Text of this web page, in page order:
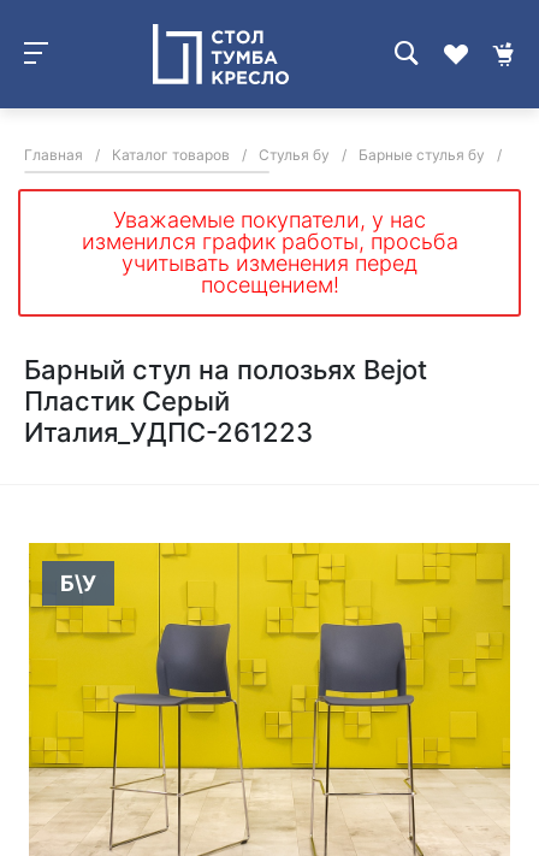
Главная / Каталог товаров / Стулья бу / Барные стулья бу /
Уважаемые покупатели, у нас
изменился график работы, просьба
учитывать изменения перед
посещением!
Барный стул на полозьях Bejot
Пластик Серый
Италия_УДПС-261223
Б\У